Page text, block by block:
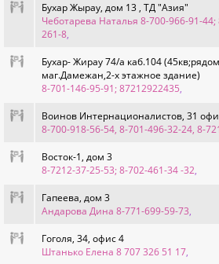
Бухар Жырау, дом 13 , ТД "Азия"
Чеботарева Наталья 8-700-966-91-
261-8,
Бухар- Жирау 74/а каб.104
маг.Дамежан,2-х этажное здание)
8-701-146-95-91; 87212922435,
Воинов Интернационалистов, 31
8-700-918-56-54, 8-701-496-32-24, 8-
Восток-1, дом 3
8-7212-37-25-53; 8-702-461-34 -32,
Гапеева, дом 3
Андарова Дина 8-771-699-59-73,
Гоголя, 34, офис 4
Штанько Елена 8 707 326 51 17,